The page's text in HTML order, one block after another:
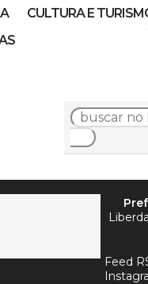
CULTURA E
Feed